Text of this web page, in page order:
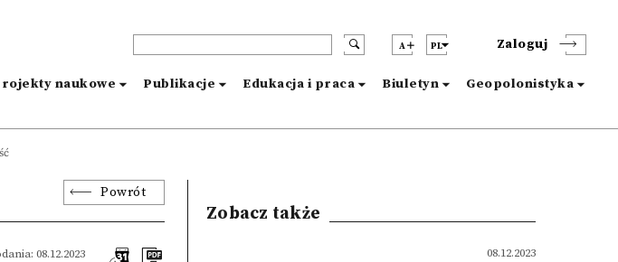
A PL Zaloguj
naukowe Publikacje Edukacja i praca Biuletyn Geopolonistyka
Powrót
08.12.2023
Zobacz także
08.12.2023